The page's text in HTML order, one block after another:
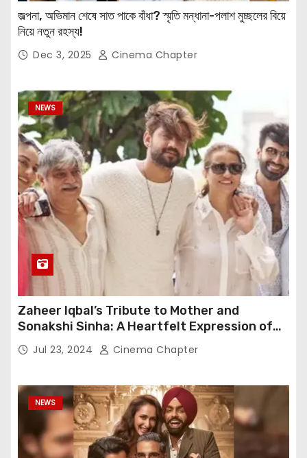
জল্পনা, অভিমান শেষে সাত পাকে বাঁধা? স্মৃতি মন্ধানা-পলাশ মুচ্ছলের বিয়ে
নিয়ে নতুন রহস্য!
Dec 3, 2025 Cinema Chapter
NEWS
Zaheer Iqbal’s Tribute to Mother and
Sonakshi Sinha: A Heartfelt Expression of
Gratitude
Jul 23, 2024 Cinema Chapter
NEWS